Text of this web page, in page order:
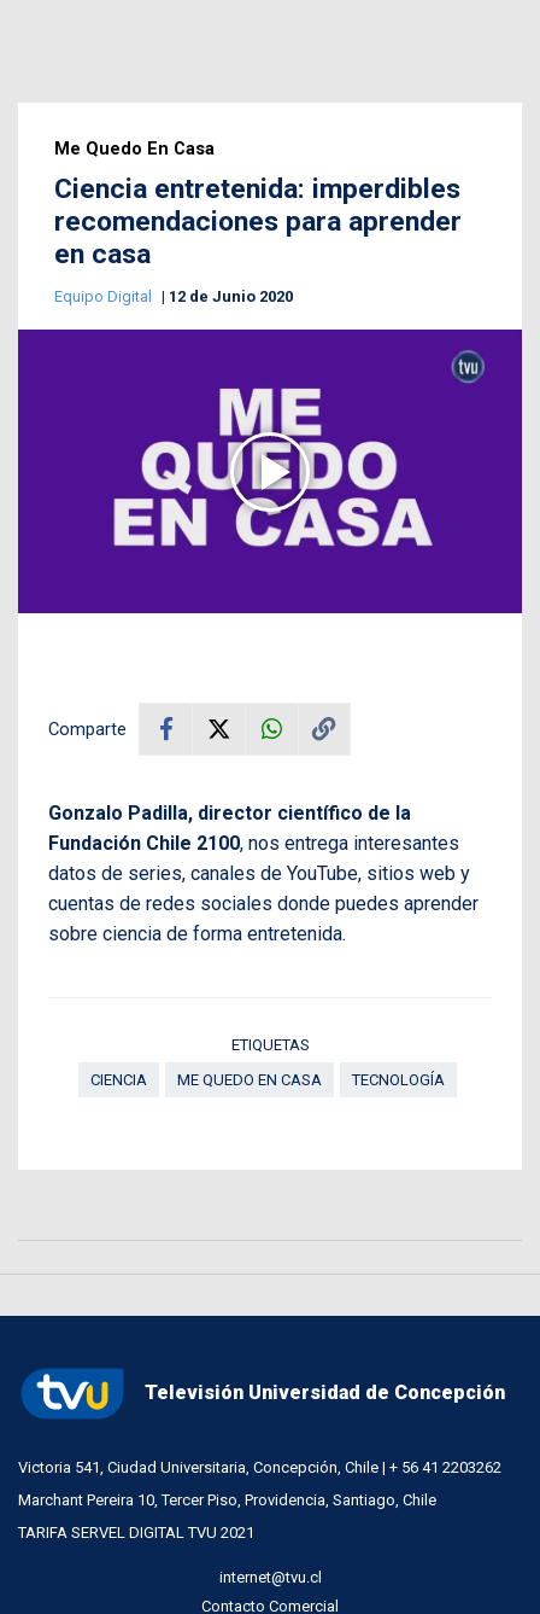
Me Quedo En Casa
Ciencia entretenida: imperdibles
recomendaciones para aprender
en casa
Equipo Digital 12 de Junio 2020
Comparte
Gonzalo Padilla, director científico de la
Fundación Chile 2100, nos entrega interesantes
datos de series, canales de YouTube, sitios web y
cuentas de redes sociales donde puedes aprender
sobre ciencia de forma entretenida.
ETIQUETAS
CIENCIA
ME QUEDO EN CASA TECNOLOGÍA
Televisión Universidad de Concepción
Victoria 541, Ciudad Universitaria, Concepción, Chile | + 56 41 2203262
Marchant Pereira 10, Tercer Piso, Providencia, Santiago, Chile
TARIFA SERVEL DIGITAL TVU 2021
internet@tvu.cl
Contacto Comercial